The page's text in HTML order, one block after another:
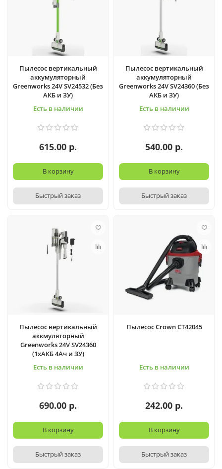
Пылесос вертикальный
аккумуляторный
Greenworks 24V SV24532 (Без
АКБ и ЗУ)
Есть в наличии
615.00 р.
В корзину
Быстрый заказ
Пылесос вертикальный
аккумуляторный
Greenworks 24V SV24360 (Без
АКБ и ЗУ)
Есть в наличии
540.00 р.
В корзину
Быстрый заказ
Пылесос вертикальный
аккмуляторный
Greenworks 24V SV24360
(1хАКБ 4Ач и ЗУ)
Есть в наличии
690.00 р.
В корзину
Быстрый заказ
Пылесос Crown CT42045
Есть в наличии
242.00 р.
В корзину
Быстрый заказ